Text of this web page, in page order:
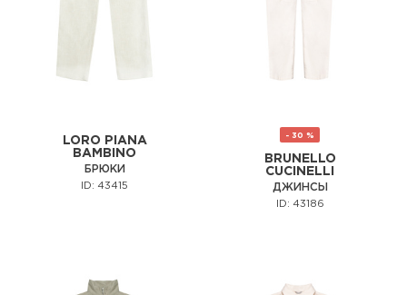
LORO PIANA
BAMBINO
БРЮКИ
ID: 43415
- 30 %
BRUNELLO
CUCINELLI
ДЖИНСЫ
ID: 43186